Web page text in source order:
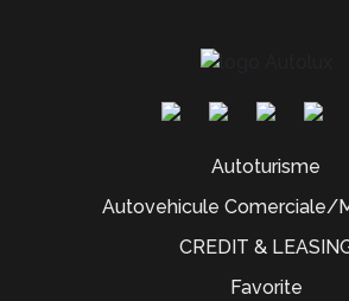
Autoturisme
Autovehicule Comerciale/
CREDIT &
Favorite